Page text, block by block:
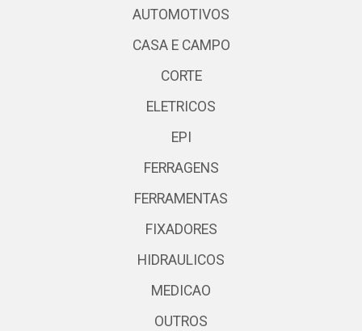
AUTOMOTIVOS
CASA E CAMPO
CORTE
ELETRICOS
EPI
FERRAGENS
FERRAMENTAS
FIXADORES
HIDRAULICOS
MEDICAO
OUTROS